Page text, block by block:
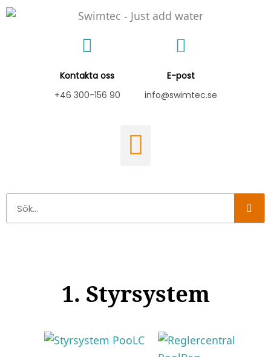
Hoppa
Kontakta oss
+46 300-156 90
E-post
info@swimtec.se
1. Styrsystem